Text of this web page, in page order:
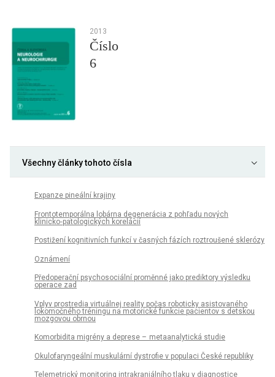
2013
Číslo
6
Všechny články tohoto čísla
Expanze pineální krajiny
Frontotemporálna lobárna degenerácia z pohľadu nových
klinicko‑patologických korelácií
Postižení kognitivních funkcí v časných fázích roztroušené sklerózy
Oznámení
Předoperační psychosociální proměnné jako prediktory výsledku
operace zad
Vplyv prostredia virtuálnej reality počas roboticky asistovaného
lokomočného tréningu na motorické funkcie pacientov s detskou
mozgovou obrnou
Komorbidita migrény a deprese – metaanalytická studie
Okulofaryngeální muskulární dystrofie v populaci České republiky
Telemetrický monitoring intrakraniálního tlaku v dia­gnostice